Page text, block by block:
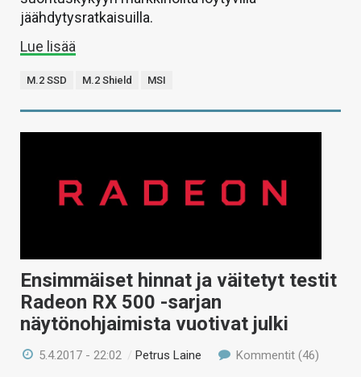
jäähdytysratkaisuilla.
Lue lisää
M.2 SSD M.2 Shield MSI
Ensimmäiset hinnat ja väitetyt testit
Radeon RX 500 -sarjan
näytönohjaimista vuotivat julki
5.4.2017 - 22:02 /Petrus Laine Kommentit (46)